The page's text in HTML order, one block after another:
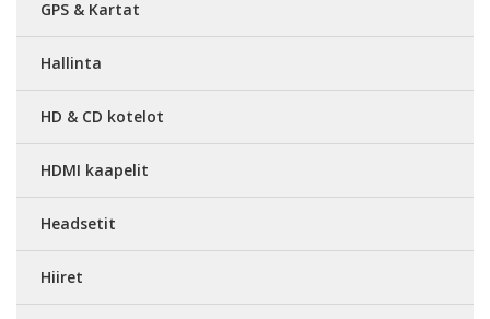
GPS & Kartat
Hallinta
HD & CD kotelot
HDMI kaapelit
Headsetit
Hiiret